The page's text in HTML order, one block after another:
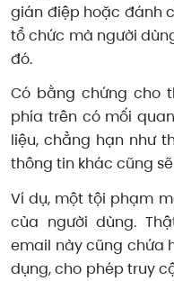
gián điệp hoặc đánh
tổ chức mà người
đó.
Có bằng chứng cho
phía trên có mối
liệu, chẳng hạn như
thông tin khác cũng
Ví dụ, một tội phạm
của người dùng.
email này cũng chứa
dụng, cho phép truy